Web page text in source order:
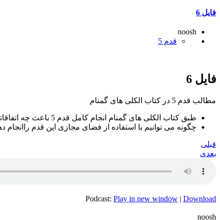
فایل 6
noosh
قدم 5
فایل 6
مطالب قدم 5 در کتاب الکلی های گمنام
طبق کتاب الکلی های گمنام انجام کامل قدم 5 باعث چه اتفاقاتی در وجود ما می گردد ؟
چگونه می توانیم با استفاده از فضای مجازی این قدم راانجام
قبلی
بعدی
Podcast: Play in new window | Download
noosh